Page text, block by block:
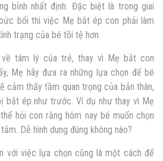
bỉnh nhất định. Đặc biệt là trong giai
bối thì việc Mẹ bắt ép con phải làm
trạng của bé tồi tệ hơn.
về tâm lý của trẻ, thay vì Mẹ bắt con
Mẹ hãy đưa ra những lựa chọn để bé
cảm thấy tầm quan trọng của bản thân,
bắt ép như trước. Ví dụ như thay vì Mẹ
hỏi con rằng hôm nay bé muốn chọn
Dễ hình dung đúng không nào?
với việc lựa chọn cũng là một cách để